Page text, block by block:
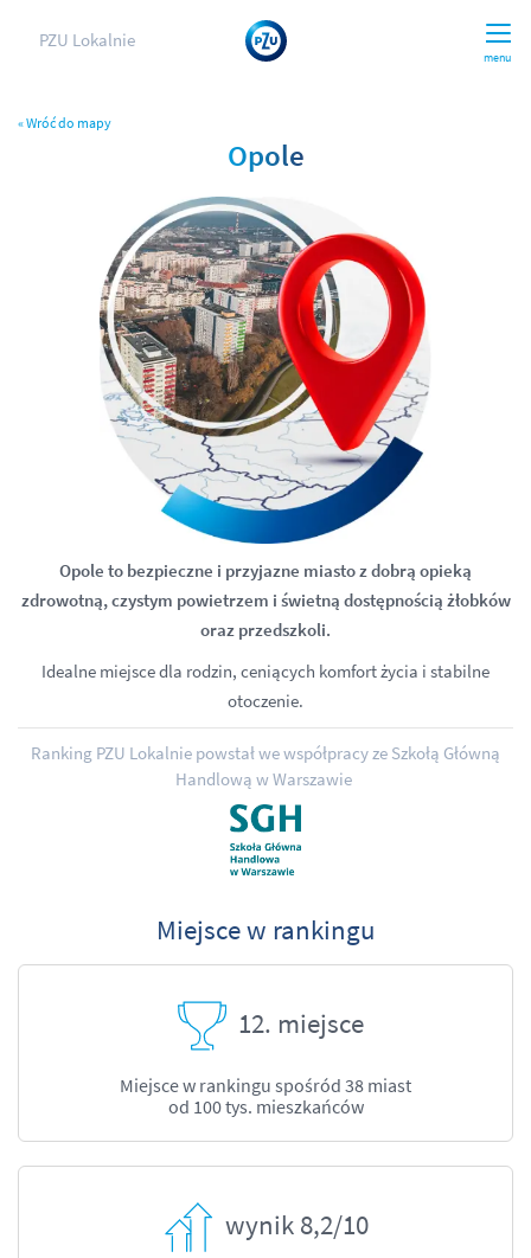
menu
PZU Lokalnie
« Wróć do mapy
Opole
Opole to bezpieczne i przyjazne miasto z dobrą opieką
zdrowotną, czystym powietrzem i świetną dostępnością żłobków
oraz przedszkoli.
Idealne miejsce dla rodzin, ceniących komfort życia i stabilne
otoczenie.
Ranking PZU Lokalnie powstał we współpracy ze Szkołą Główną
Handlową w Warszawie
Miejsce w rankingu
12. miejsce
Miejsce w rankingu spośród 38 miast
od 100 tys. mieszkańców
wynik 8,2/10